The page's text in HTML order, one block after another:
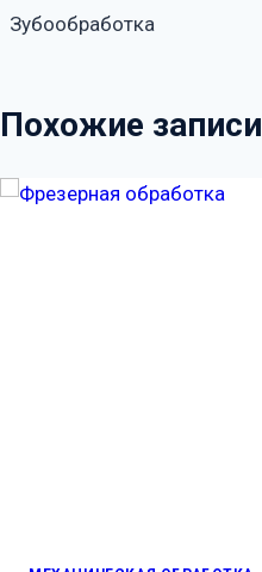
по
Зубообработка
Похожие записи